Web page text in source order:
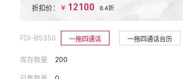
折扣价： ￥ 12100 8.4折
FDI-BS350 一拖四通话 一拖四通话台历
库存数量 200